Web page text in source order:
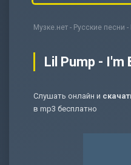
Музке.нет - Русские песни -
Lil Pump - I'm
Слушать онлайн и
в mp3 бесплатно